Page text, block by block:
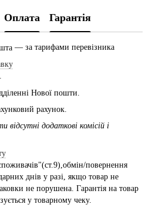
Оплата Гарантія
— за тарифами перевізника
Нової пошти.
рахунок.
відсутні додаткові комісій і
повернення
днів у разі, якщо товар не
не порушена. Гарантія на товар
у товарному чеку.